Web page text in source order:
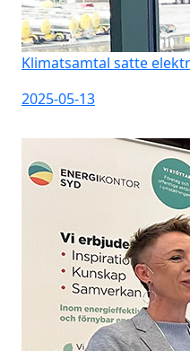
Klimatsamtal satte
2025-05-13